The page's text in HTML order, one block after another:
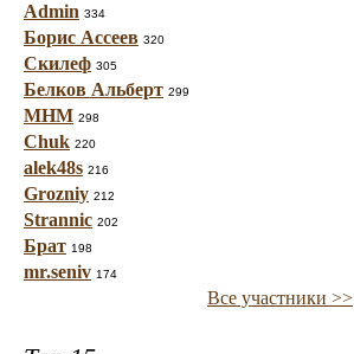
Admin 334
Борис Ассеев 320
Скилеф 305
Белков Альберт 299
МНМ 298
Chuk 220
alek48s 216
Grozniy 212
Strannic 202
Брат 198
mr.seniv 174
Все участники >>